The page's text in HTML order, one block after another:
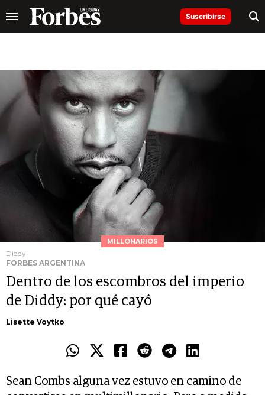
Suscribirse
MILLONARIOS
Diddy
FORBES ARGENTINA
Dentro de los escombros del imperio
de Diddy: por qué cayó
Lisette Voytko
Sean Combs alguna vez estuvo en camino de